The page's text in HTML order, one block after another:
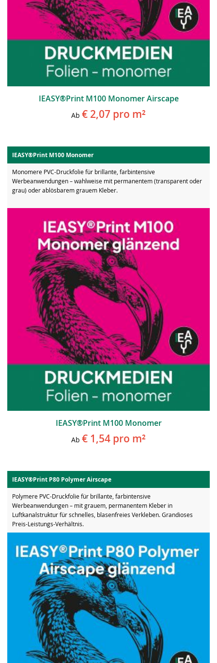
IEASY®Print M100 Monomer Airscape
Ab € 2,07 pro m²
IEASY®Print M100 Monomer
Monomere PVC-Druckfolie für brillante, farbintensive
Werbeanwendungen – wahlweise mit permanentem (transparent oder
grau) oder ablösbarem grauem Kleber.
IEASY®Print M100 Monomer
Ab € 1,54 pro m²
IEASY®Print P80 Polymer Airscape
Polymere PVC-Druckfolie für brillante, farbintensive
Werbeanwendungen – mit grauem, permanentem Kleber in
Luftkanalstruktur für schnelles, blasenfreies Verkleben. Grandioses
Preis-Leistungs-Verhältnis.